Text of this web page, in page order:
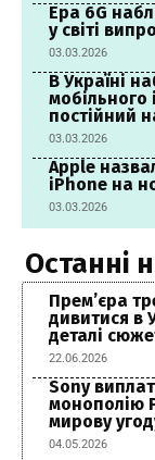
Ера 6G
у світі
03.03.2026
В Україні
мобільного
постійний
03.03.2026
Apple
iPhone на
03.03.2026
Останні
Прем’єра
дивитися в
деталі
22.06.2026
Sony
монополію
мирову
04.05.2026